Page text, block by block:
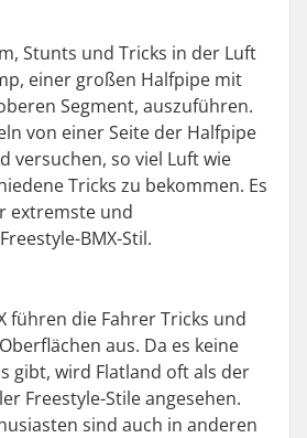
Stunts und Tricks in der Luft
einer großen Halfpipe mit
Segment, auszuführen.
von einer Seite der Halfpipe
versuchen, so viel Luft wie
Tricks zu bekommen. Es
extremste und
BMX-Stil.
führen die Fahrer Tricks und
aus. Da es keine
gibt, wird Flatland oft als der
Freestyle-Stile angesehen.
sind auch in anderen